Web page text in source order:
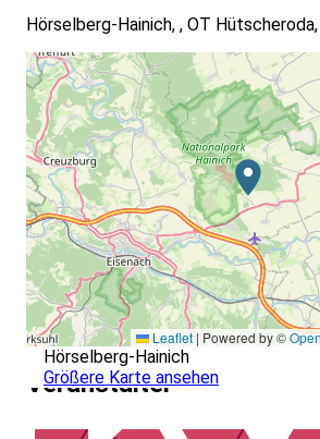
Hörselberg-Hainich, , OT
Leaflet | Powered by ©
Hörselberg-Hainich
Größere Karte ansehen
Veranstalter